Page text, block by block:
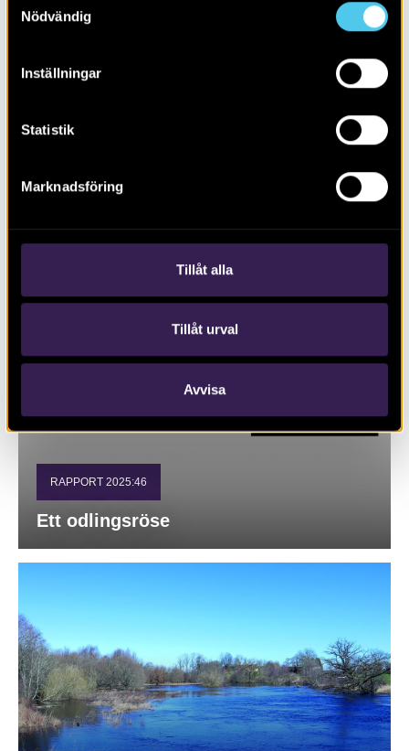
Nödvändig
Inställningar
Statistik
Marknadsföring
Tillåt alla
Tillåt urval
Avvisa
Gravar, gravfält och rituella strukturer
RAPPORT 2025:46
Ett odlingsröse